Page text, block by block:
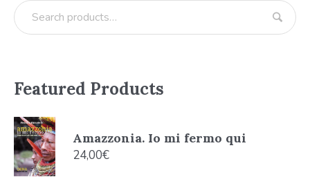
Featured Products
Amazzonia. Io mi fermo qui
24,00€